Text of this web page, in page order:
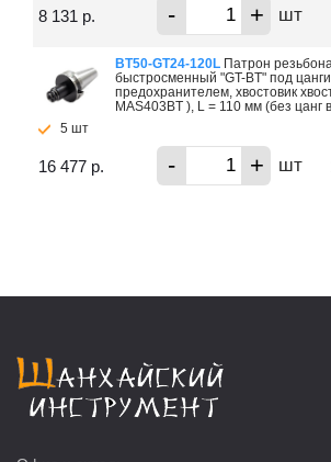
8 131 р. - + шт
BT50-GT24-120L Патрон
быстросменный "GT-BT" под
предохранителем, хвостовик
MAS403BT ), L = 110 мм (без цанг
5 шт
16 477 р. - + шт